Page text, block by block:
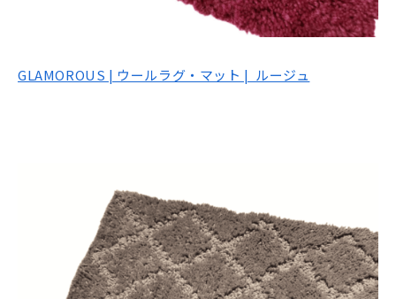
GLAMOROUS | ウールラグ・マット | ルージュ